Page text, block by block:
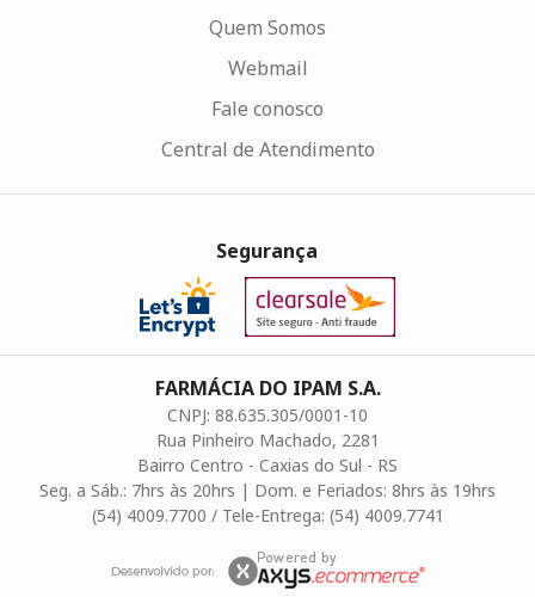
Quem Somos
Webmail
Fale conosco
Central de Atendimento
Segurança
FARMÁCIA DO IPAM S.A.
CNPJ: 88.635.305/0001-10
Rua Pinheiro Machado, 2281
Bairro Centro - Caxias do Sul - RS
Seg. a Sáb.: 7hrs às 20hrs | Dom. e Feriados: 8hrs às 19hrs
(54) 4009.7700 / Tele-Entrega: (54) 4009.7741